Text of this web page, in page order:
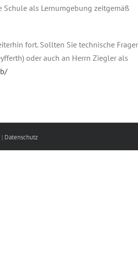
als Lernumgebung zeitgemäß
fort. Sollten Sie technische
oder auch an Herrn Ziegler als
| Datenschutz